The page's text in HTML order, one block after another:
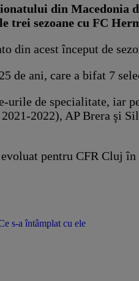
din Macedonia
trei sezoane cu FC
din acest început de
de ani, care a bifat 7
urile de specialitate, iar
2022), AP Brera şi
pentru CFR Cluj
s-a întâmplat cu ele